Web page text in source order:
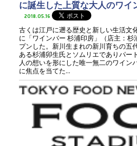
に誕生した上質な大人のワイ
2018.05.16
古くは江戸に遡る歴史と新しい生活文
に「ワインバー 杉浦印房」（店主：
プンした。新川生まれの新川育ちの五
ある杉浦卯生氏とソムリエでありパー
人の想いを形にした唯一無二のワイン
に焦点を当てた...